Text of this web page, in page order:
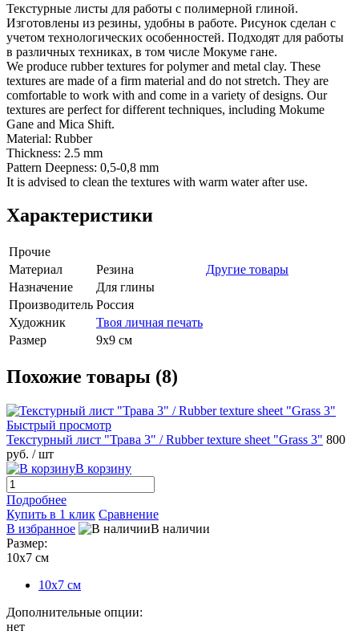
Текстурные листы для работы с полимерной глиной.
Изготовлены из резины, удобны в работе. Рисунок сделан с
учетом технологических особенностей. Подходят для работы
в различных техниках, в том числе Мокуме гане.
We produce rubber textures for polymer and metal clay. These
textures are made of a firm material and do not stretch. They are
comfortable to work with and come in a variety of designs. Our
textures are perfect for different techniques, including Mokume
Gane and Mica Shift.
Material: Rubber
Thickness: 2.5 mm
Pattern Deepness: 0,5-0,8 mm
It is advised to clean the textures with warm water after use.
Характеристики
Прочие
Материал
Резина
Другие товары
Назначение
Для глины
Производитель Россия
Художник
Твоя личная печать
Размер
9х9 см
Похожие товары (8)
Быстрый просмотр
Текстурный лист "Трава 3" / Rubber texture sheet "Grass 3" 800
руб. / шт
В корзину
Подробнее
Купить в 1 клик Сравнение
В избранное
В наличии
Размер:
10х7 см
10х7 см
Дополнительные опции:
нет